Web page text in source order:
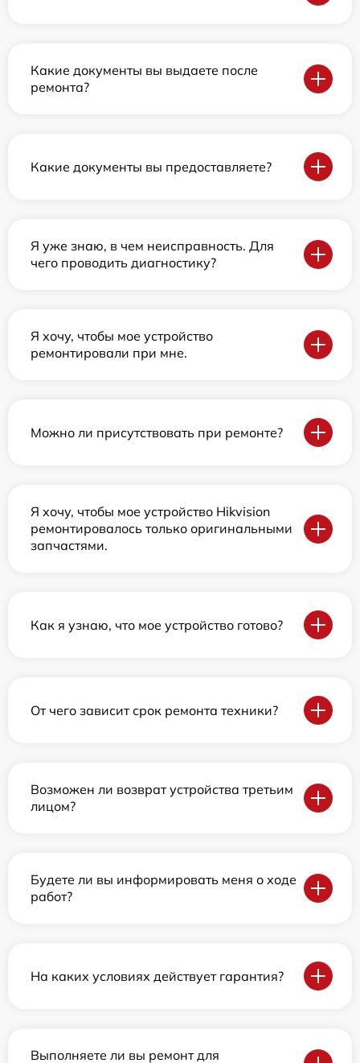
Какие документы вы выдаете после
ремонта?
Какие документы вы предоставляете?
Я уже знаю, в чем неисправность. Для
чего проводить диагностику?
Я хочу, чтобы мое устройство
ремонтировали при мне.
Можно ли присутствовать при ремонте?
Я хочу, чтобы мое устройство Hikvision
ремонтировалось только оригинальными
запчастями.
Как я узнаю, что мое устройство готово?
От чего зависит срок ремонта техники?
Возможен ли возврат устройства третьим
лицом?
Будете ли вы информировать меня о ходе
работ?
На каких условиях действует гарантия?
Выполняете ли вы ремонт для